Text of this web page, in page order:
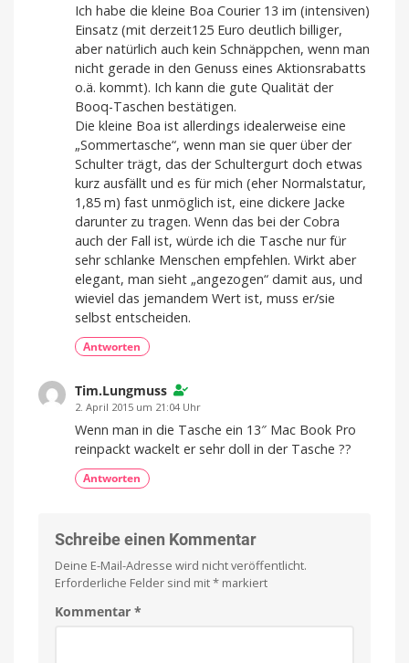
Ich habe die kleine Boa Courier 13 im (intensiven)
Einsatz (mit derzeit125 Euro deutlich billiger,
aber natürlich auch kein Schnäppchen, wenn man
nicht gerade in den Genuss eines Aktionsrabatts
o.ä. kommt). Ich kann die gute Qualität der
Booq-Taschen bestätigen.
Die kleine Boa ist allerdings idealerweise eine
„Sommertasche“, wenn man sie quer über der
Schulter trägt, das der Schultergurt doch etwas
kurz ausfällt und es für mich (eher Normalstatur,
1,85 m) fast unmöglich ist, eine dickere Jacke
darunter zu tragen. Wenn das bei der Cobra
auch der Fall ist, würde ich die Tasche nur für
sehr schlanke Menschen empfehlen. Wirkt aber
elegant, man sieht „angezogen“ damit aus, und
wieviel das jemandem Wert ist, muss er/sie
selbst entscheiden.
Antworten
Tim.Lungmuss
2. April 2015 um 21:04 Uhr
Wenn man in die Tasche ein 13″ Mac Book Pro
reinpackt wackelt er sehr doll in der Tasche ??
Antworten
Schreibe einen Kommentar
Deine E-Mail-Adresse wird nicht veröffentlicht.
Erforderliche Felder sind mit* markiert
Kommentar *